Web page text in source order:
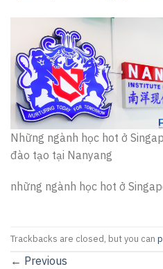
Những ngành học hot ở
đào tạo tại Nanyang
những ngành học hot ở
Trackbacks are closed, but you can
← Previous